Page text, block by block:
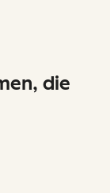
die